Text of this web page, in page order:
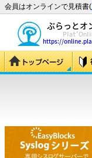
会員はオンラインで見積書(